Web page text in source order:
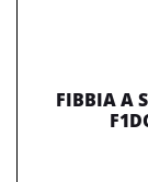
FIBBIA A